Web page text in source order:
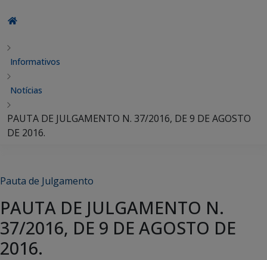
Informativos
Notícias
PAUTA DE JULGAMENTO N. 37/2016, DE 9 DE AGOSTO
DE 2016.
Pauta de Julgamento
PAUTA DE JULGAMENTO N.
37/2016, DE 9 DE AGOSTO DE
2016.